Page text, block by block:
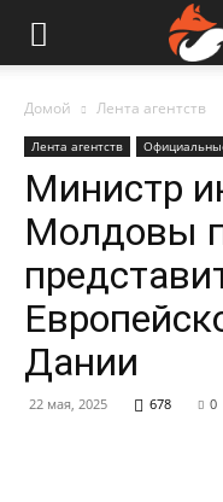
Домой Лента агентств
Лента агентств
Министр
Молдовы
Дании
22 мая, 2025 678 0